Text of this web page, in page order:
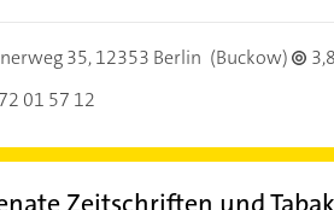
35,12353 Berlin (Buckow)
01 57 12